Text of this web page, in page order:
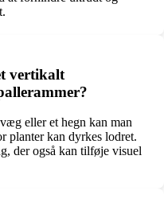
vertikalt
eller et hegn kan man
planter kan dyrkes lodret.
der også kan tilføje visuel